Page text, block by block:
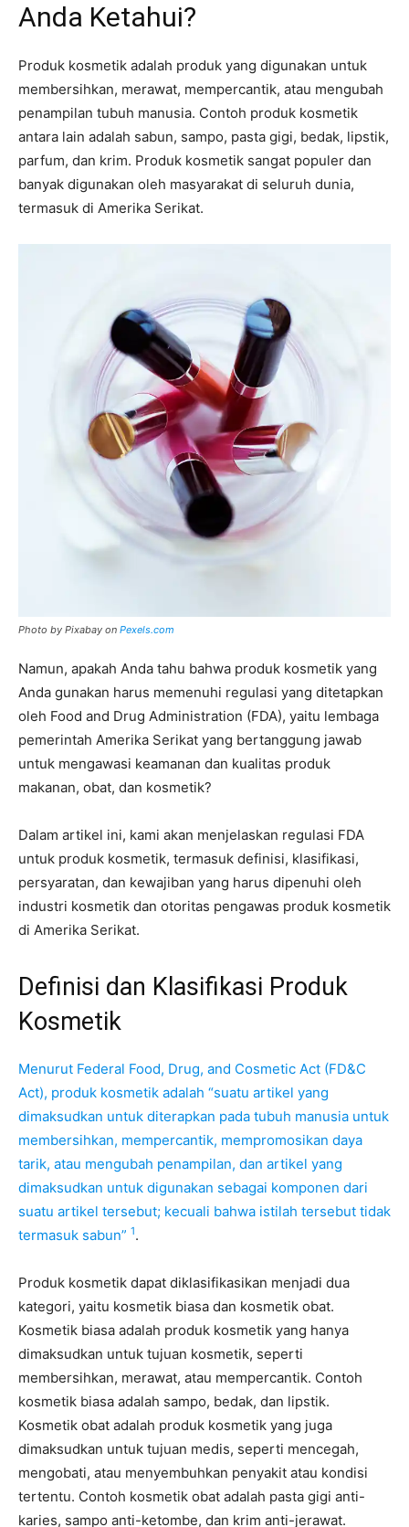
Anda Ketahui?
Produk kosmetik adalah produk yang digunakan untuk
membersihkan, merawat, mempercantik, atau mengubah
penampilan tubuh manusia. Contoh produk kosmetik
antara lain adalah sabun, sampo, pasta gigi, bedak, lipstik,
parfum, dan krim. Produk kosmetik sangat populer dan
banyak digunakan oleh masyarakat di seluruh dunia,
termasuk di Amerika Serikat.
Photo by Pixabay on Pexels.com
Namun, apakah Anda tahu bahwa produk kosmetik yang
Anda gunakan harus memenuhi regulasi yang ditetapkan
oleh Food and Drug Administration (FDA), yaitu lembaga
pemerintah Amerika Serikat yang bertanggung jawab
untuk mengawasi keamanan dan kualitas produk
makanan, obat, dan kosmetik?
Dalam artikel ini, kami akan menjelaskan regulasi FDA
untuk produk kosmetik, termasuk definisi, klasifikasi,
persyaratan, dan kewajiban yang harus dipenuhi oleh
industri kosmetik dan otoritas pengawas produk kosmetik
di Amerika Serikat.
Definisi dan Klasifikasi Produk
Kosmetik
Menurut Federal Food, Drug, and Cosmetic Act (FD&C
Act), produk kosmetik adalah “suatu artikel yang
dimaksudkan untuk diterapkan pada tubuh manusia untuk
membersihkan, mempercantik, mempromosikan daya
tarik, atau mengubah penampilan, dan artikel yang
dimaksudkan untuk digunakan sebagai komponen dari
suatu artikel tersebut; kecuali bahwa istilah tersebut tidak
termasuk sabun” 1.
Produk kosmetik dapat diklasifikasikan menjadi dua
kategori, yaitu kosmetik biasa dan kosmetik obat.
Kosmetik biasa adalah produk kosmetik yang hanya
dimaksudkan untuk tujuan kosmetik, seperti
membersihkan, merawat, atau mempercantik. Contoh
kosmetik biasa adalah sampo, bedak, dan lipstik.
Kosmetik obat adalah produk kosmetik yang juga
dimaksudkan untuk tujuan medis, seperti mencegah,
mengobati, atau menyembuhkan penyakit atau kondisi
tertentu. Contoh kosmetik obat adalah pasta gigi anti-
karies, sampo anti-ketombe, dan krim anti-jerawat.